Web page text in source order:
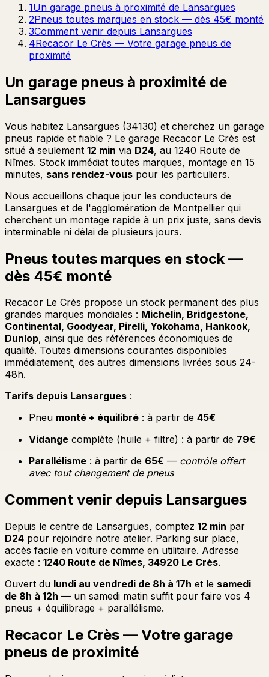
1Un garage pneus à proximité de Lansargues
2Pneus toutes marques en stock — dès 45€ monté
3Comment venir depuis Lansargues
4Recacor Le Crès — Votre garage pneus de
proximité
Un garage pneus à proximité de
Lansargues
Vous habitez Lansargues (34130) et cherchez un garage
pneus rapide et fiable ? Le garage Recacor Le Crès est
situé à seulement 12 min via D24, au 1240 Route de
Nîmes. Stock immédiat toutes marques, montage en 15
minutes, sans rendez-vous pour les particuliers.
Nous accueillons chaque jour les conducteurs de
Lansargues et de l'agglomération de Montpellier qui
cherchent un montage rapide à un prix juste, sans devis
interminable ni délai de plusieurs jours.
Pneus toutes marques en stock —
dès 45€ monté
Recacor Le Crès propose un stock permanent des plus
grandes marques mondiales : Michelin, Bridgestone,
Continental, Goodyear, Pirelli, Yokohama, Hankook,
Dunlop, ainsi que des références économiques de
qualité. Toutes dimensions courantes disponibles
immédiatement, des autres dimensions livrées sous 24-
48h.
Tarifs depuis Lansargues :
Pneu monté + équilibré : à partir de 45€
Vidange complète (huile + filtre) : à partir de 79€
Parallélisme : à partir de 65€ — contrôle offert
avec tout changement de pneus
Comment venir depuis Lansargues
Depuis le centre de Lansargues, comptez 12 min par
D24 pour rejoindre notre atelier. Parking sur place,
accès facile en voiture comme en utilitaire. Adresse
exacte : 1240 Route de Nîmes, 34920 Le Crès.
Ouvert du lundi au vendredi de 8h à 17h et le samedi
de 8h à 12h — un samedi matin suffit pour faire vos 4
pneus + équilibrage + parallélisme.
Recacor Le Crès — Votre garage
pneus de proximité